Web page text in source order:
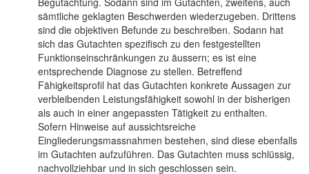
sämtliche geklagten Beschwerden wiederzugeben. Drittens
sind die objektiven Befunde zu beschreiben. Sodann hat
sich das Gutachten spezifisch zu den festgestellten
Funktionseinschränkungen zu äussern; es ist eine
entsprechende Diagnose zu stellen. Betreffend
Fähigkeitsprofil hat das Gutachten konkrete Aussagen zur
verbleibenden Leistungsfähigkeit sowohl in der bisherigen
als auch in einer angepassten Tätigkeit zu enthalten.
Sofern Hinweise auf aussichtsreiche
Eingliederungsmassnahmen bestehen, sind diese ebenfalls
im Gutachten aufzuführen. Das Gutachten muss schlüssig,
nachvollziehbar und in sich geschlossen sein.